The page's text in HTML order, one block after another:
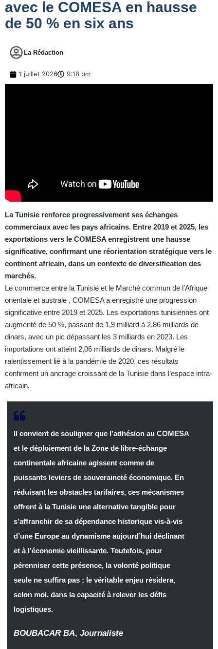
avec le COMESA en hausse
de 50 % en six ans
La Rédaction
1 juillet 2026 9:18 pm
La Tunisie renforce progressivement ses échanges
commerciaux avec les pays africains. Entre 2019 et 2025, les
exportations vers le COMESA enregistrent une hausse
significative, confirmant une réorientation stratégique vers le
continent africain, dans un contexte de diversification des
marchés.
Le commerce entre la Tunisie et le Marché commun de l’Afrique
orientale et australe , COMESA a enregistré une progression
significative entre 2019 et 2025. Les exportations tunisiennes ont
augmenté de 50 %, passant de 1,9 milliard à 2,86 milliards de
dinars, avec un pic dépassant les 3 milliards en 2023. Les
importations ont atteint 2,06 milliards de dinars. Malgré le
ralentissement lié à la pandémie de 2020, ces résultats
confirment un ancrage croissant de la Tunisie dans l’espace intra-
africain.
Il convient de souligner que l’adhésion au COMESA
et le déploiement de la Zone de libre-échange
continentale africaine agissent comme de
puissants leviers de souveraineté économique. En
réduisant les obstacles tarifaires, ces mécanismes
offrent à la Tunisie une alternative tangible pour
s’affranchir de sa dépendance historique vis-à-vis
d’une Europe au dynamisme aujourd’hui déclinant
et à l’économie vieillissante. Toutefois, pour
pérenniser cette présence, la volonté politique
seule ne suffira pas ; le véritable enjeu résidera,
selon moi, dans la capacité à relever les défis
logistiques.
BOUBACAR BA, Journaliste